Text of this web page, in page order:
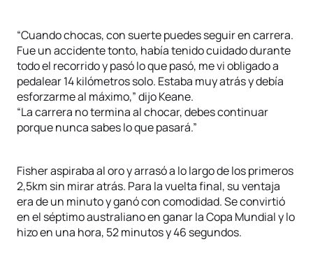
“Cuando chocas, con suerte puedes seguir en carrera.
Fue un accidente tonto, había tenido cuidado durante
todo el recorrido y pasó lo que pasó, me vi obligado a
pedalear 14 kilómetros solo. Estaba muy atrás y debía
esforzarme al máximo,” dijo Keane.
“La carrera no termina al chocar, debes continuar
porque nunca sabes lo que pasará.”
Fisher aspiraba al oro y arrasó a lo largo de los primeros
2,5km sin mirar atrás. Para la vuelta final, su ventaja
era de un minuto y ganó con comodidad. Se convirtió
en el séptimo australiano en ganar la Copa Mundial y lo
hizo en una hora, 52 minutos y 46 segundos.